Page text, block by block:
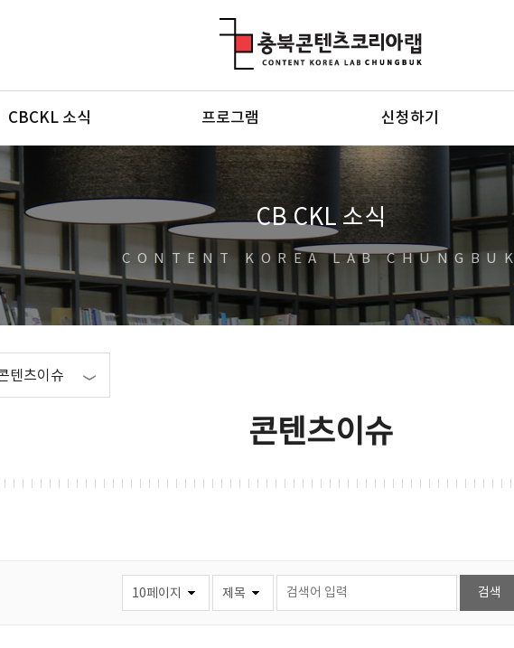
CBCKL 소식 프로그램 신청하기
CB CKL 소식
CONTENT KOREA LAB CHUNGBUK
텐츠이슈
콘텐츠이슈